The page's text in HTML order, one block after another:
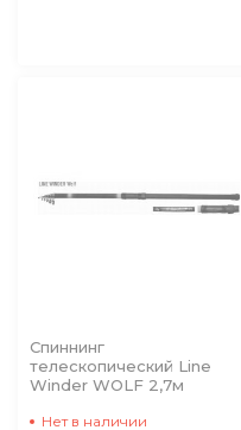
Спиннинг
телескопический Line
Winder WOLF 2,7м
Нет в наличии